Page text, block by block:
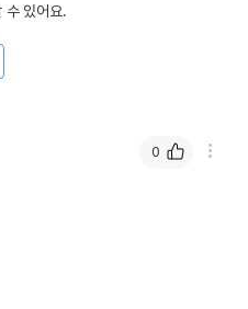
수 있어요.
0